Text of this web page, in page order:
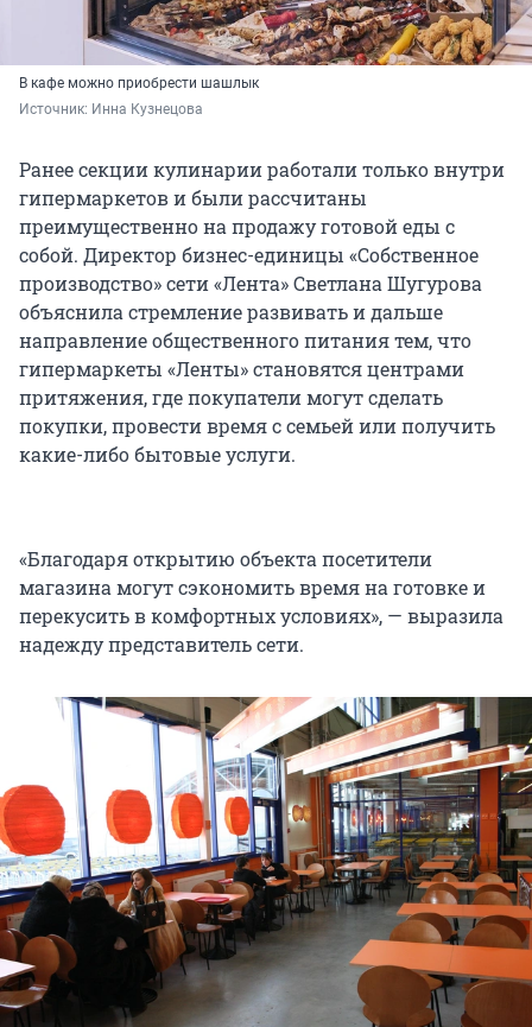
В кафе можно приобрести шашлык
Источник: Инна Кузнецова
Ранее секции кулинарии работали только внутри
гипермаркетов и были рассчитаны
преимущественно на продажу готовой еды с
собой. Директор бизнес-единицы «Собственное
производство» сети «Лента» Светлана Шугурова
объяснила стремление развивать и дальше
направление общественного питания тем, что
гипермаркеты «Ленты» становятся центрами
притяжения, где покупатели могут сделать
покупки, провести время с семьей или получить
какие-либо бытовые услуги.
«Благодаря открытию объекта посетители
магазина могут сэкономить время на готовке и
перекусить в комфортных условиях», — выразила
надежду представитель сети.